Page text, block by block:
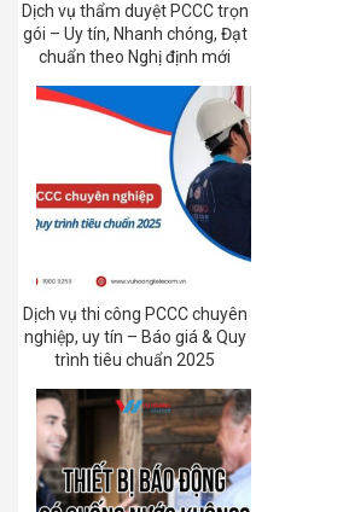
Dịch vụ thẩm duyệt PCCC trọn
gói – Uy tín, Nhanh chóng, Đạt
chuẩn theo Nghị định mới
Dịch vụ thi công PCCC chuyên
nghiệp, uy tín – Báo giá & Quy
trình tiêu chuẩn 2025